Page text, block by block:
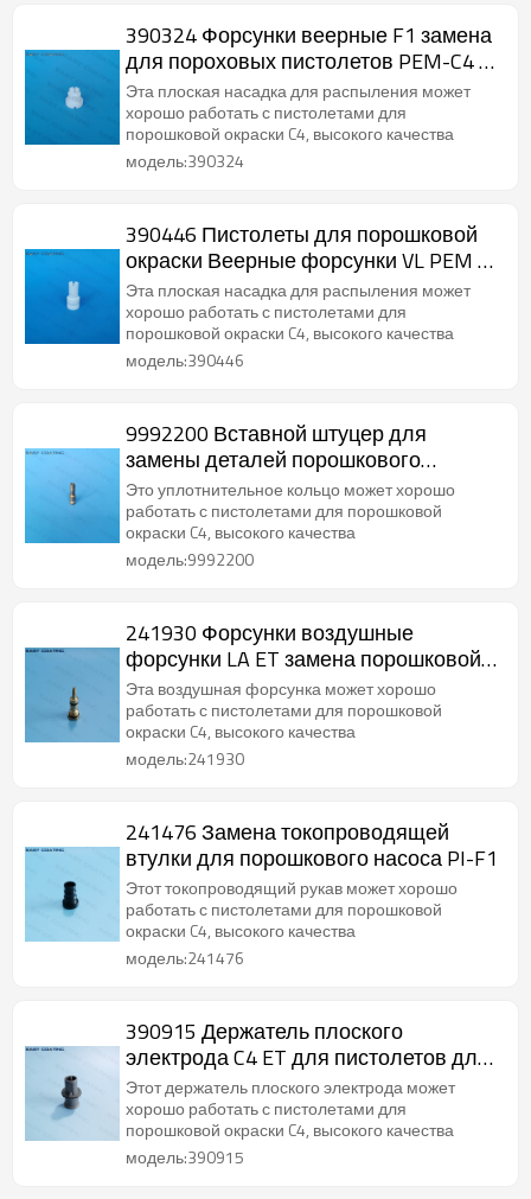
390324 Форсунки веерные F1 замена
для пороховых пистолетов PEM-C4 /
PEA-C4
Эта плоская насадка для распыления может
хорошо работать с пистолетами для
порошковой окраски C4, высокого качества
модель:390324
390446 Пистолеты для порошковой
окраски Веерные форсунки VL PEM -
C4
Эта плоская насадка для распыления может
хорошо работать с пистолетами для
порошковой окраски C4, высокого качества
модель:390446
9992200 Вставной штуцер для
замены деталей порошкового
инжектора PI-P1
Это уплотнительное кольцо может хорошо
работать с пистолетами для порошковой
окраски C4, высокого качества
модель:9992200
241930 Форсунки воздушные
форсунки LA ET замена порошковой
форсунки PI-F1
Эта воздушная форсунка может хорошо
работать с пистолетами для порошковой
окраски C4, высокого качества
модель:241930
241476 Замена токопроводящей
втулки для порошкового насоса PI-F1
Этот токопроводящий рукав может хорошо
работать с пистолетами для порошковой
окраски C4, высокого качества
модель:241476
390915 Держатель плоского
электрода C4 ET для пистолетов для
порошковой окраски PEA-C4 и PEM-C4
Этот держатель плоского электрода может
хорошо работать с пистолетами для
порошковой окраски C4, высокого качества
модель:390915